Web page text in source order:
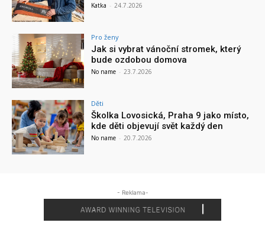
Katka - 24.7.2026
Pro ženy
Jak si vybrat vánoční stromek, který
bude ozdobou domova
No name - 23.7.2026
Děti
Školka Lovosická, Praha 9 jako místo,
kde děti objevují svět každý den
No name - 20.7.2026
- Reklama-